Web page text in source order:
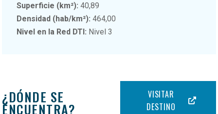
Superficie (km²): 40,89
Densidad (hab/km²): 464,00
Nivel en la Red DTI: Nivel 3
¿DÓNDE SE
ENCUENTRA?
VISITAR
DESTINO